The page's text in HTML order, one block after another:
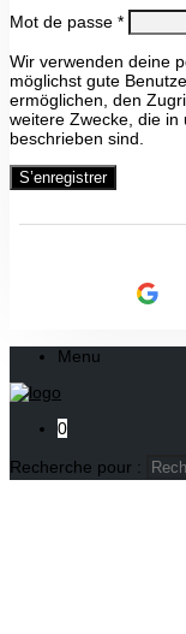
Mot de passe *
Wir verwenden deine
möglichst gute
ermöglichen, den
weitere Zwecke, die in
beschrieben sind.
S’enregistrer
Menu
0
Recherche pour :